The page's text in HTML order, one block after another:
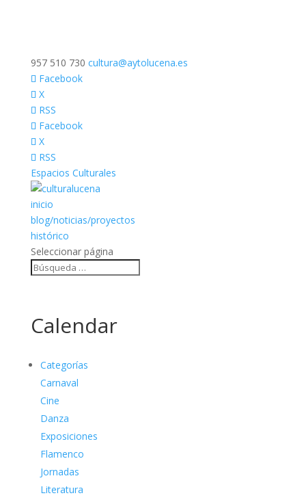
957 510 730 cultura@aytolucena.es
Facebook
X
RSS
Facebook
X
RSS
Espacios Culturales
inicio
blog/noticias/proyectos
histórico
Seleccionar página
Calendar
Categorías
Carnaval
Cine
Danza
Exposiciones
Flamenco
Jornadas
Literatura